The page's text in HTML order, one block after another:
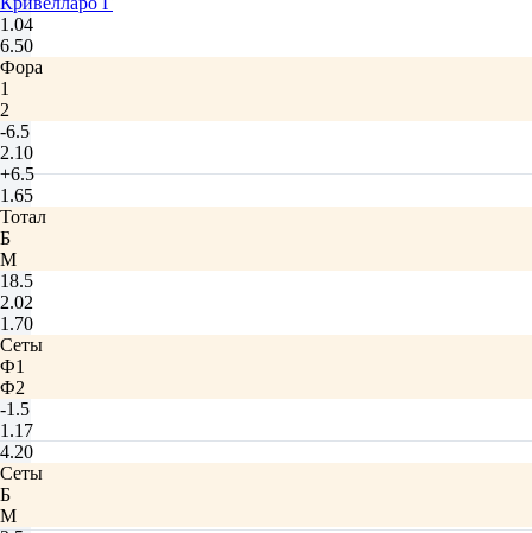
1.04
6.50
Фора
1
2
-6.5
2.10
+6.5
1.65
Тотал
Б
М
18.5
2.02
1.70
Сеты
Ф1
Ф2
-1.5
1.17
4.20
Сеты
Б
М